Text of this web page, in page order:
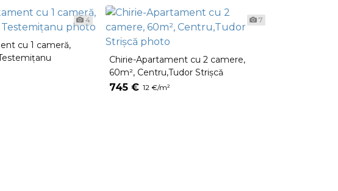
4
cu 1 cameră,
7
Chirie-Apartament cu 2 camere,
60m², Centru,Tudor Strișcă
745 € 12 €/m²